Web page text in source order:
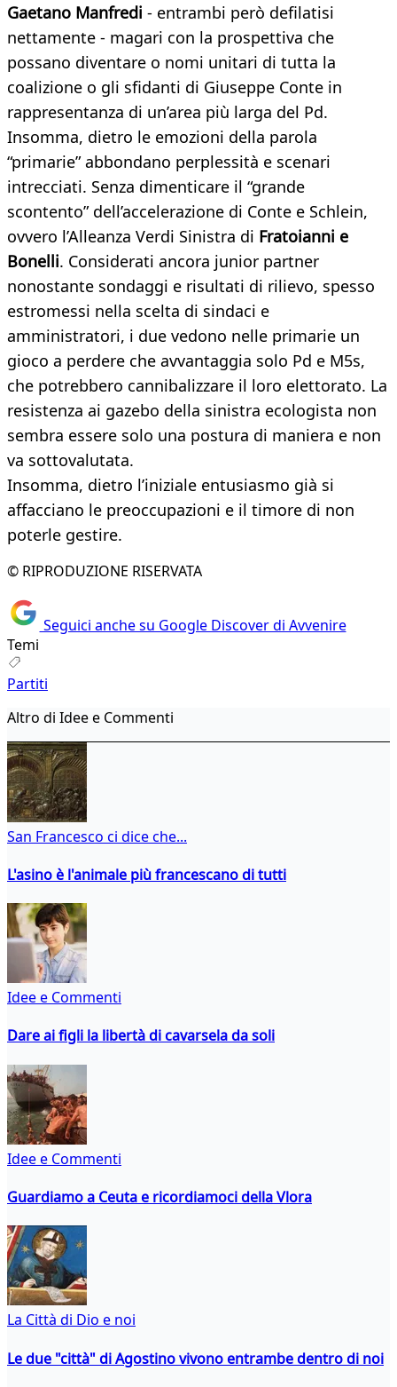
Gaetano Manfredi - entrambi però defilatisi
nettamente - magari con la prospettiva che
possano diventare o nomi unitari di tutta la
coalizione o gli sfidanti di Giuseppe Conte in
rappresentanza di un’area più larga del Pd.
Insomma, dietro le emozioni della parola
“primarie” abbondano perplessità e scenari
intrecciati. Senza dimenticare il “grande
scontento” dell’accelerazione di Conte e Schlein,
ovvero l’Alleanza Verdi Sinistra di Fratoianni e
Bonelli. Considerati ancora junior partner
nonostante sondaggi e risultati di rilievo, spesso
estromessi nella scelta di sindaci e
amministratori, i due vedono nelle primarie un
gioco a perdere che avvantaggia solo Pd e M5s,
che potrebbero cannibalizzare il loro elettorato. La
resistenza ai gazebo della sinistra ecologista non
sembra essere solo una postura di maniera e non
va sottovalutata.
Insomma, dietro l’iniziale entusiasmo già si
affacciano le preoccupazioni e il timore di non
poterle gestire.
© RIPRODUZIONE RISERVATA
Seguici anche su Google Discover di Avvenire
Temi
Partiti
Altro di Idee e Commenti
San Francesco ci dice che...
L'asino è l'animale più francescano di tutti
Idee e Commenti
Dare ai figli la libertà di cavarsela da soli
Idee e Commenti
Guardiamo a Ceuta e ricordiamoci della Vlora
La Città di Dio e noi
Le due "città" di Agostino vivono entrambe dentro di noi